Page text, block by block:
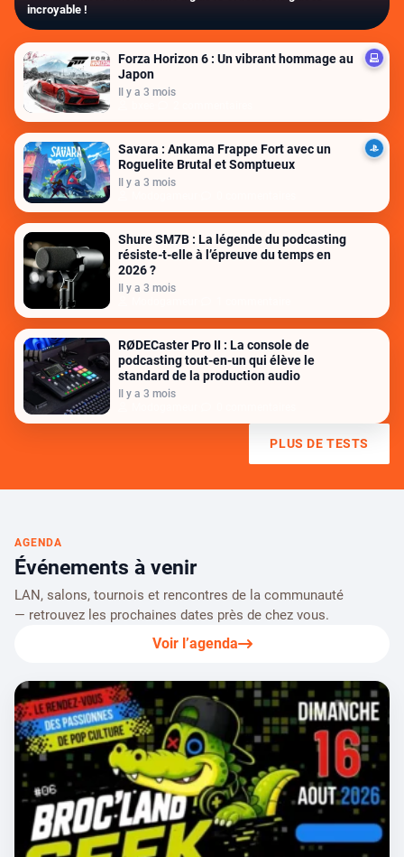
incroyable !
Forza Horizon 6 : Un vibrant hommage au
Japon
Il y a 3 mois
Savara : Ankama Frappe Fort avec un
Roguelite Brutal et Somptueux
Il y a 3 mois
Shure SM7B : La légende du podcasting
résiste-t-elle à l’épreuve du temps en
2026 ?
Il y a 3 mois
RØDECaster Pro II : La console de
podcasting tout-en-un qui élève le
standard de la production audio
Il y a 3 mois
PLUS DE TESTS
AGENDA
Événements à venir
LAN, salons, tournois et rencontres de la communauté
— retrouvez les prochaines dates près de chez vous.
Voir l’agenda